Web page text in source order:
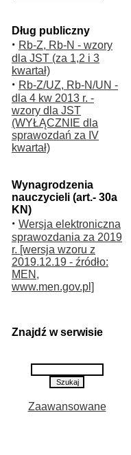
Dług publiczny
· Rb-Z, Rb-N - wzory
dla JST (za 1,2 i 3
kwartał)
· Rb-Z/UZ, Rb-N/UN -
dla 4 kw 2013 r. -
wzory dla JST
(WYŁĄCZNIE dla
sprawozdań za IV
kwartał)
Wynagrodzenia
nauczycieli (art.- 30a
KN)
· Wersja elektroniczna
sprawozdania za 2019
r. [wersja wzoru z
2019.12.19 - źródło:
MEN,
www.men.gov.pl]
Znajdź w serwisie
Zaawansowane